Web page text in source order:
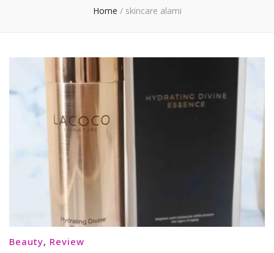
Home / skincare alami
Beauty, Review